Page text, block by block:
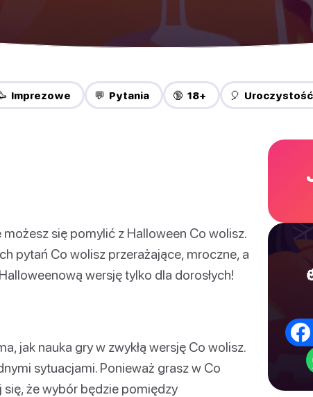
Imprezowe 💬 Pytania 🔞 18+ 🎈 Uroczystość
się pomylić z Halloween Co wolisz.
pytań Co wolisz przerażające, mroczne, a
wersję tylko dla dorosłych!
jak nauka gry w zwykłą wersję Co wolisz.
sytuacjami. Ponieważ grasz w Co
że wybór będzie pomiędzy